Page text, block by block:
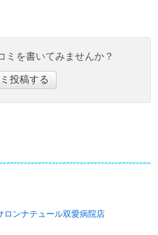
ミを書いてみませんか？
投稿する
ロンナテュール双愛病院店